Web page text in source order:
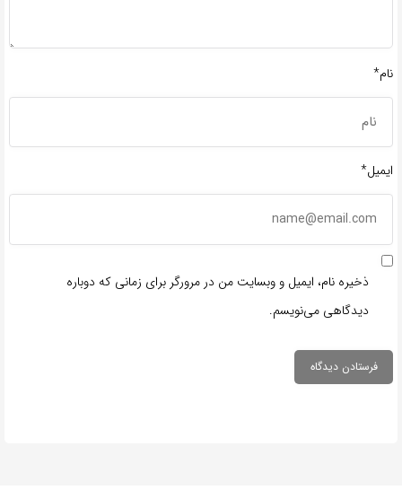
نام*
ایمیل*
ذخیره نام، ایمیل و وبسایت من در مرورگر برای زمانی که دوباره
دیدگاهی می‌نویسم.